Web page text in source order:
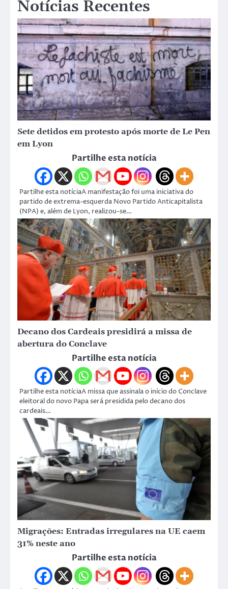
Notícias Recentes
Sete detidos em protesto após morte de Le Pen
em Lyon
Partilhe esta notícia
Partilhe esta notíciaA manifestação foi uma iniciativa do
partido de extrema-esquerda Novo Partido Anticapitalista
(NPA) e, além de Lyon, realizou-se…
Decano dos Cardeais presidirá a missa de
abertura do Conclave
Partilhe esta notícia
Partilhe esta notíciaA missa que assinala o início do Conclave
eleitoral do novo Papa será presidida pelo decano dos
cardeais…
Migrações: Entradas irregulares na UE caem
31% neste ano
Partilhe esta notícia